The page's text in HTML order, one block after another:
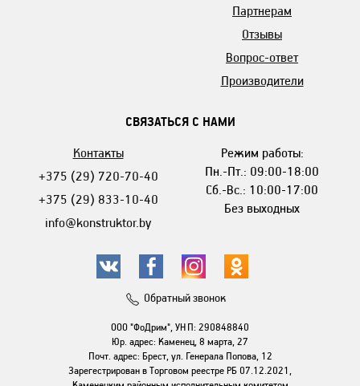
Партнерам
Отзывы
Вопрос-ответ
Производители
СВЯЗАТЬСЯ С НАМИ
Контакты
+375 (29) 720-70-40
+375 (29) 833-10-40
info@konstruktor.by
Режим работы:
Пн.-Пт.: 09:00-18:00
Сб.-Вс.: 10:00-17:00
Без выходных
Обратный звонок
ООО "ФоДрим", УНП: 290848840
Юр. адрес: Каменец, 8 марта, 27
Почт. адрес: Брест, ул. Генерала Попова, 12
Зарегестрирован в Торговом реестре РБ 07.12.2021,